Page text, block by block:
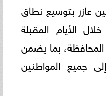
عازر بتوسيع نطاق
الأيام المقبلة
بما يضمن
جميع المواطنين